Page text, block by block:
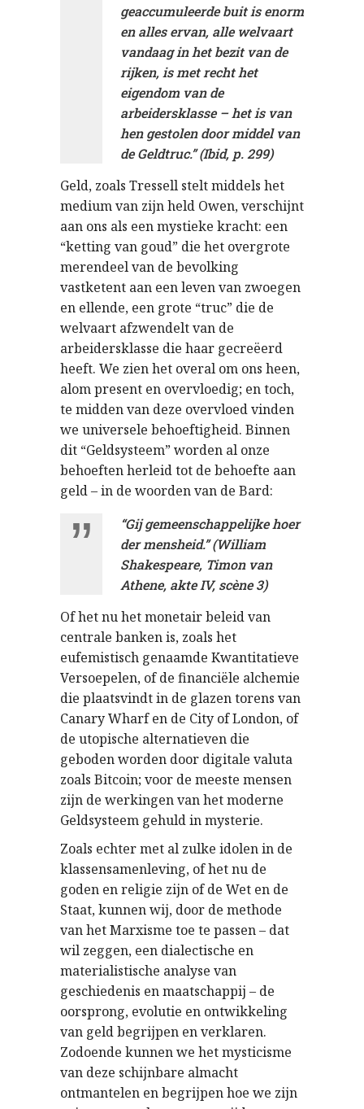
geaccumuleerde buit is enorm
en alles ervan, alle welvaart
vandaag in het bezit van de
rijken, is met recht het
eigendom van de
arbeidersklasse – het is van
hen gestolen door middel van
de Geldtruc.” (Ibid, p. 299)
Geld, zoals Tressell stelt middels het
medium van zijn held Owen, verschijnt
aan ons als een mystieke kracht: een
“ketting van goud” die het overgrote
merendeel van de bevolking
vastketent aan een leven van zwoegen
en ellende, een grote “truc” die de
welvaart afzwendelt van de
arbeidersklasse die haar gecreëerd
heeft. We zien het overal om ons heen,
alom present en overvloedig; en toch,
te midden van deze overvloed vinden
we universele behoeftigheid. Binnen
dit “Geldsysteem” worden al onze
behoeften herleid tot de behoefte aan
geld – in de woorden van de Bard:
“Gij gemeenschappelijke hoer
der mensheid.” (William
Shakespeare, Timon van
Athene, akte IV, scène 3)
Of het nu het monetair beleid van
centrale banken is, zoals het
eufemistisch genaamde Kwantitatieve
Versoepelen, of de financiële alchemie
die plaatsvindt in de glazen torens van
Canary Wharf en de City of London, of
de utopische alternatieven die
geboden worden door digitale valuta
zoals Bitcoin; voor de meeste mensen
zijn de werkingen van het moderne
Geldsysteem gehuld in mysterie.
Zoals echter met al zulke idolen in de
klassensamenleving, of het nu de
goden en religie zijn of de Wet en de
Staat, kunnen wij, door de methode
van het Marxisme toe te passen – dat
wil zeggen, een dialectische en
materialistische analyse van
geschiedenis en maatschappij – de
oorsprong, evolutie en ontwikkeling
van geld begrijpen en verklaren.
Zodoende kunnen we het mysticisme
van deze schijnbare almacht
ontmantelen en begrijpen hoe we zijn